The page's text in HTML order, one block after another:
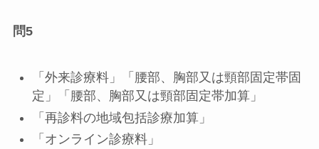
問5
「外来診療料」「腰部、胸部又は頸部固定帯固
定」「腰部、胸部又は頸部固定帯加算」
「再診料の地域包括診療加算」
「オンライン診療料」